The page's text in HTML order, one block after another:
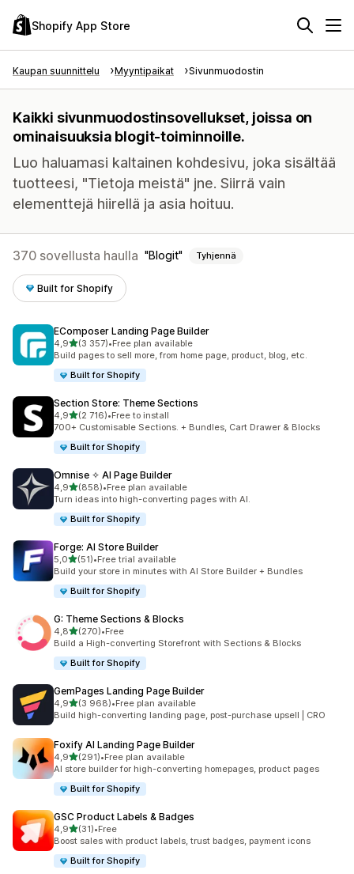
Shopify App Store
Kaupan suunnittelu Myyntipaikat Sivunmuodostin
Kaikki sivunmuodostinsovellukset, joissa on
ominaisuuksia blogit-toiminnoille.
Luo haluamasi kaltainen kohdesivu, joka sisältää
tuotteesi, "Tietoja meistä" jne. Siirrä vain
elementtejä hiirellä ja asia hoituu.
370 sovellusta haulla Blogit Tyhjennä
Built for Shopify
EComposer Landing Page Builder
4,9/ 5 tähteä
(3 357)
3357 arvostelua yhteensä
•Free plan available
Build pages to sell more, from home page, product, blog, etc.
Built for Shopify
Section Store: Theme Sections
4,9/ 5 tähteä
(2 716)
2716 arvostelua yhteensä
•Free to install
700+ Customisable Sections. + Bundles, Cart Drawer & Blocks
Built for Shopify
Omnise ✧ AI Page Builder
4,9/ 5 tähteä
(858)
858 arvostelua yhteensä
•Free plan available
Turn ideas into high-converting pages with AI.
Built for Shopify
Forge: AI Store Builder
5,0/ 5 tähteä
(51)
51 arvostelua yhteensä
•Free trial available
Build your store in minutes with AI Store Builder + Bundles
Built for Shopify
G: Theme Sections & Blocks
4,8/ 5 tähteä
(270)
270 arvostelua yhteensä
•Free
Build a High-converting Storefront with Sections & Blocks
Built for Shopify
GemPages Landing Page Builder
4,9/ 5 tähteä
(3 968)
3968 arvostelua yhteensä
•Free plan available
Build high-converting landing page, post-purchase upsell | CRO
Foxify AI Landing Page Builder
4,9/ 5 tähteä
(291)
291 arvostelua yhteensä
•Free plan available
AI store builder for high-converting homepages, product pages
Built for Shopify
GSC Product Labels & Badges
4,9/ 5 tähteä
(31)
31 arvostelua yhteensä
•Free
Boost sales with product labels, trust badges, payment icons
Built for Shopify